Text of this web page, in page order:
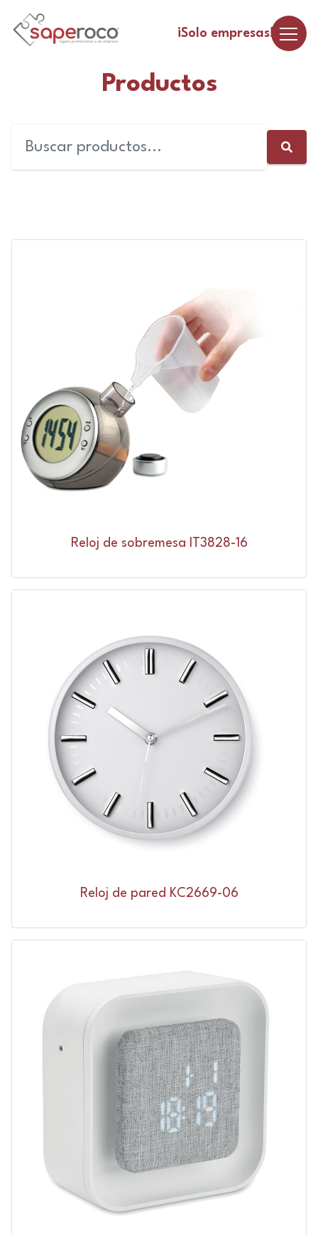
¡Solo empresas!
Productos
Reloj de sobremesa IT3828-16
Reloj de pared KC2669-06